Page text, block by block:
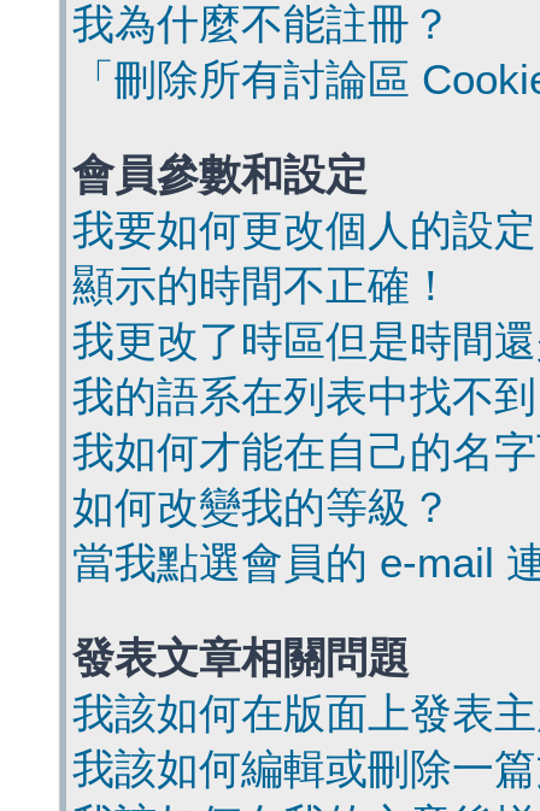
我為什麼不能註冊？
「刪除所有討論區
會員參數和設定
我要如何更改個人的設
顯示的時間不正確！
我更改了時區但是時間
我的語系在列表中找不
我如何才能在自己的名
如何改變我的等級？
當我點選會員的 e-mail
發表文章相關問題
我該如何在版面上發表
我該如何編輯或刪除一